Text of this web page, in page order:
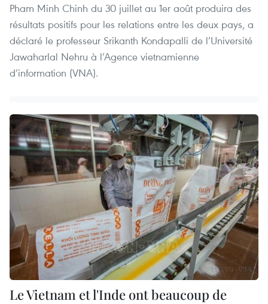
Pham Minh Chinh du 30 juillet au 1er août produira des
résultats positifs pour les relations entre les deux pays, a
déclaré le professeur Srikanth Kondapalli de l’Université
Jawaharlal Nehru à l’Agence vietnamienne
d’information (VNA).
Le Vietnam et l'Inde ont beaucoup de